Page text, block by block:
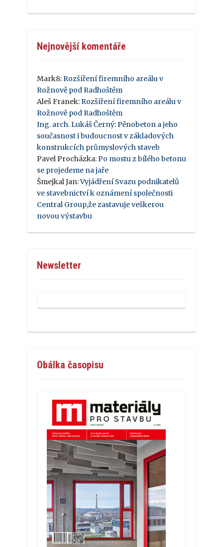
Nejnovější komentáře
Mark8:Rozšíření firemního areálu v
Rožnově pod Radhoštěm
Aleš Franek:Rozšíření firemního areálu v
Rožnově pod Radhoštěm
Ing. arch. Lukáš Černý:Pěnobeton a jeho
současnost i budoucnost v základových
konstrukcích průmyslových staveb
Pavel Procházka:Po mostu z bílého betonu
se projedeme na jaře
Šmejkal Jan:Vyjádření Svazu podnikatelů
ve stavebnictví k oznámení společnosti
Central Group,že zastavuje veškerou
novou výstavbu
Newsletter
Obálka časopisu